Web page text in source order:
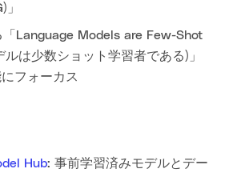
Language Models are Few-Shot
ルは少数ショット学習者である)」
フォーカス
Hub: 事前学習済みモデルとデー